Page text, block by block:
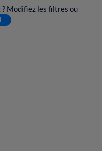
? Modifiez les filtres ou